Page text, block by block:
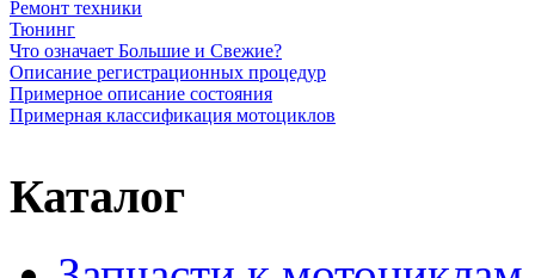
Ремонт техники
Тюнинг
Что означает Большие и Свежие?
Описание регистрационных процедур
Примерное описание состояния
Примерная классификация мотоциклов
Каталог